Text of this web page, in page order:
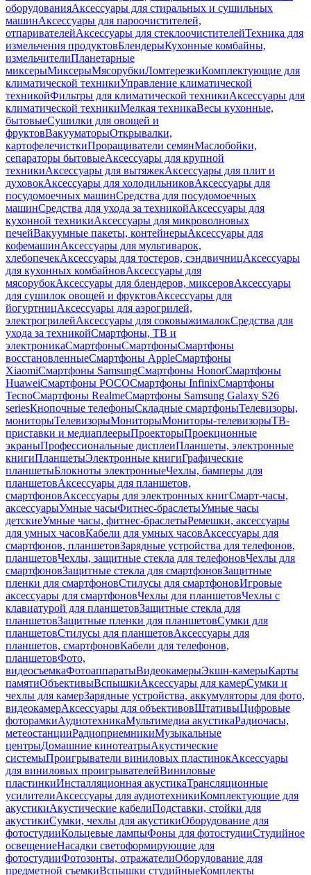
оборудованияАксессуары для стиральных и сушильных
машинАксессуары для пароочистителей,
отпаривателейАксессуары для стеклоочистителейТехника для
измельчения продуктовБлендерыКухонные комбайны,
измельчителиПланетарные
миксерыМиксерыМясорубкиЛомтерезкиКомплектующие для
климатической техникиУправление климатической
техникойФильтры для климатической техникиАксессуары для
климатической техникиМелкая техникаВесы кухонные,
бытовыеСушилки для овощей и
фруктовВакууматорыОткрывалки,
картофелечисткиПроращиватели семянМаслобойки,
сепараторы бытовыеАксессуары для крупной
техникиАксессуары для вытяжекАксессуары для плит и
духовокАксессуары для холодильниковАксессуары для
посудомоечных машинСредства для посудомоечных
машинСредства для ухода за техникойАксессуары для
кухонной техникиАксессуары для микроволновых
печейВакуумные пакеты, контейнерыАксессуары для
кофемашинАксессуары для мультиварок,
хлебопечекАксессуары для тостеров, сэндвичницАксессуары
для кухонных комбайновАксессуары для
мясорубокАксессуары для блендеров, миксеровАксессуары
для сушилок овощей и фруктовАксессуары для
йогуртницАксессуары для аэрогрилей,
электрогрилейАксессуары для соковыжималокСредства для
ухода за техникойСмартфоны, ТВ и
электроникаСмартфоныСмартфоныСмартфоны
восстановленныеСмартфоны AppleСмартфоны
XiaomiСмартфоны SamsungСмартфоны HonorСмартфоны
HuaweiСмартфоны POCOСмартфоны InfinixСмартфоны
TecnoСмартфоны RealmeСмартфоны Samsung Galaxy S26
seriesКнопочные телефоныСкладные смартфоныТелевизоры,
мониторыТелевизорыМониторыМониторы-телевизорыТВ-
приставки и медиаплеерыПроекторыПроекционные
экраныПрофессиональные дисплеиПланшеты, электронные
книгиПланшетыЭлектронные книгиГрафические
планшетыБлокноты электронныеЧехлы, бамперы для
планшетовАксессуары для планшетов,
смартфоновАксессуары для электронных книгСмарт-часы,
аксессуарыУмные часыФитнес-браслетыУмные часы
детскиеУмные часы, фитнес-браслетыРемешки, аксессуары
для умных часовКабели для умных часовАксессуары для
смартфонов, планшетовЗарядные устройства для телефонов,
планшетовЧехлы, защитные стекла для телефоновЧехлы для
смартфоновЗащитные стекла для смартфоновЗащитные
пленки для смартфоновСтилусы для смартфоновИгровые
аксессуары для смартфоновЧехлы для планшетовЧехлы с
клавиатурой для планшетовЗащитные стекла для
планшетовЗащитные пленки для планшетовСумки для
планшетовСтилусы для планшетовАксессуары для
планшетов, смартфоновКабели для телефонов,
планшетовФото,
видеосъемкаФотоаппаратыВидеокамерыЭкшн-камерыКарты
памятиОбъективыВспышкиАксессуары для камерСумки и
чехлы для камерЗарядные устройства, аккумуляторы для фото,
видеокамерАксессуары для объективовШтативыЦифровые
фоторамкиАудиотехникаМультимедиа акустикаРадиочасы,
метеостанцииРадиоприемникиМузыкальные
центрыДомашние кинотеатрыАкустические
системыПроигрыватели виниловых пластинокАксессуары
для виниловых проигрывателейВиниловые
пластинкиИнсталляционная акустикаТрансляционные
усилителиАксессуары для аудиотехникиКомплектующие для
акустикиАкустические кабелиПодставки, стойки для
акустикиСумки, чехлы для акустикиОборудование для
фотостудииКольцевые лампыФоны для фотостудииСтудийное
освещениеНасадки светоформирующие для
фотостудииФотозонты, отражателиОборудование для
предметной съемкиВспышки студийныеКомплекты